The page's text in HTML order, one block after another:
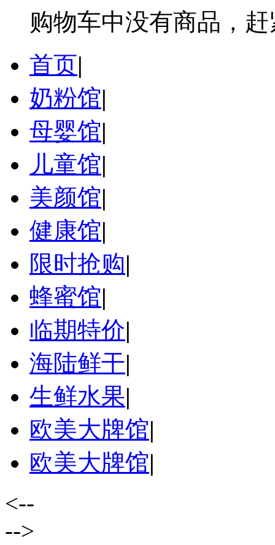
购物车中没有商品，
首页|
奶粉馆|
母婴馆|
儿童馆|
美颜馆|
健康馆|
限时抢购|
蜂蜜馆|
临期特价|
海陆鲜干|
生鲜水果|
欧美大牌馆|
欧美大牌馆|
<--
-->